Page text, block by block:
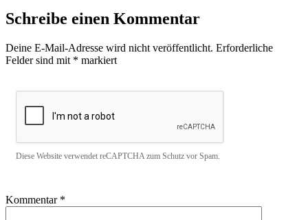
Schreibe einen Kommentar
Deine E-Mail-Adresse wird nicht veröffentlicht. Erforderliche
Felder sind mit * markiert
Diese Website verwendet reCAPTCHA zum Schutz vor Spam.
Kommentar *